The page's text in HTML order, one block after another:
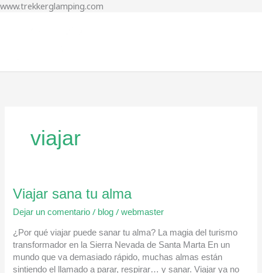
www.trekkerglamping.com
viajar
Viajar sana tu alma
Dejar un comentario / blog /webmaster
¿Por qué viajar puede sanar tu alma? La magia del turismo
transformador en la Sierra Nevada de Santa Marta En un
mundo que va demasiado rápido, muchas almas están
sintiendo el llamado a parar, respirar… y sanar. Viajar ya no
Viajar
tu
alma